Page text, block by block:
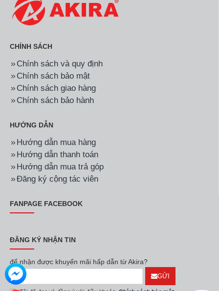
CHÍNH SÁCH
Chính sách và quy định
Chính sách bảo mật
Chính sách giao hàng
Chính sách bảo hành
HƯỚNG DẪN
Hướng dẫn mua hàng
Hướng dẫn thanh toán
Hướng dẫn mua trả góp
Đăng ký cộng tác viên
FANPAGE FACEBOOK
ĐĂNG KÝ NHẬN TIN
để nhận được khuyến mãi hấp dẫn từ Akira?
GỬI